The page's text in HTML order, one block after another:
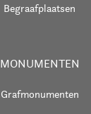
Begraafplaatsen
MONUMENTEN
Grafmonumenten